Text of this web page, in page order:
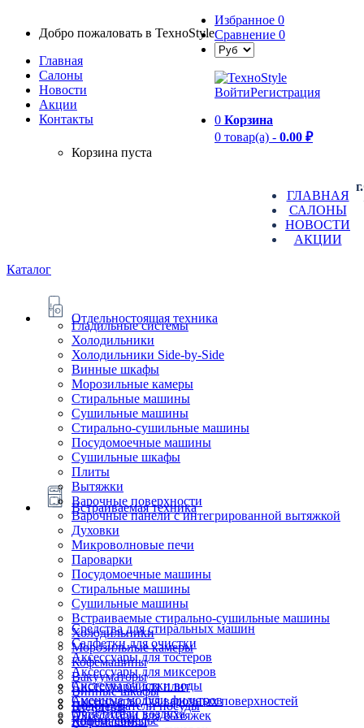
Добро пожаловать в TexноStyle
Главная
Салоны
Новости
Aкции
Контакты
Избранное 0
Сравнение 0
ВойтиРегистрация
0 Корзина
0 товар(а) - 0.00 ₽
Корзина пуста
ГЛАВНАЯ
САЛОНЫ
НОВОСТИ
АКЦИИ
Каталог
Отдельностоящая техника
Гладильные системы
Холодильники
Холодильники Side-by-Side
Винные шкафы
Морозильные камеры
Стиральные машины
Сушильные машины
Стирально-сушильные машины
Посудомоечные машины
Сушильные шкафы
Плиты
Встраиваемая техника
Вытяжки
Варочные поверхности
Варочные панели с интегрированной вытяжкой
Духовки
Микроволновые печи
Пароварки
Посудомоечные машины
Стиральные машины
Сушильные машины
Встраиваемые стирально-сушильные машины
Холодильники
Морозильные камеры
Кофемашины
Вакууматоры
Винные шкафы
Подогреватели посуды
Ящики сомелье
Блендеры
Кофемашины
Очистители воздуха
Системы очистки воды
Сменные модули фильтров
Аксессуары для тостеров
Аксессуары для миксеров
Аксессуары для плит
Аксессуары для варочных поверхностей
Аксессуары для вытяжек
Средства для стиральных машин
Салфетки для очистки